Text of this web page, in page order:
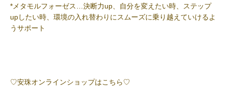
*メタモルフォーゼス…決断力up、自分を変えたい時、ステップ
upしたい時、環境の入れ替わりにスムーズに乗り越えていけるよ
うサポート
♡安珠オンラインショップはこちら♡